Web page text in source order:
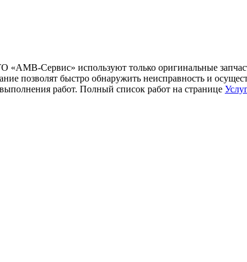
«АМВ-Сервис» используют только оригинальные
позволят быстро обнаружить неисправность и
работ. Полный список работ на странице